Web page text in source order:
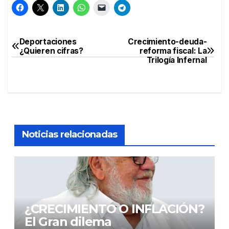
Navegación
Crecimiento-deuda-
reforma fiscal: La
Trilogía Infernal
Deportaciones
¿Quieren cifras?
Noticias relacionadas
¿CRECIMIENTO O INFLACIÓN?
El Gran dilema